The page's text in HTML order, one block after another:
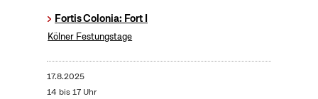
Fortis Colonia: Fort I
Kölner Festungstage
17.8.2025
14 bis 17 Uhr